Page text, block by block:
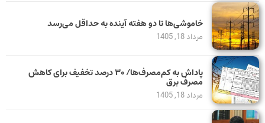
خاموشی‌ها تا دو هفته آینده به حداقل می‌رسد
مرداد 18, 1405
پاداش به کم‌مصرف‌ها/ ۳۰ درصد تخفیف برای کاهش
مصرف برق
مرداد 18, 1405